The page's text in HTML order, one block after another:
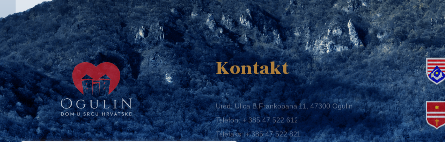
Kontakt
Ured: Ulica B.Frankopana 11, 47300 Ogulin
Telefon:+ 385 47 522 612
Telefaks:+ 385 47 522 821
E-mail:grad-ogulin@ogulin.hr